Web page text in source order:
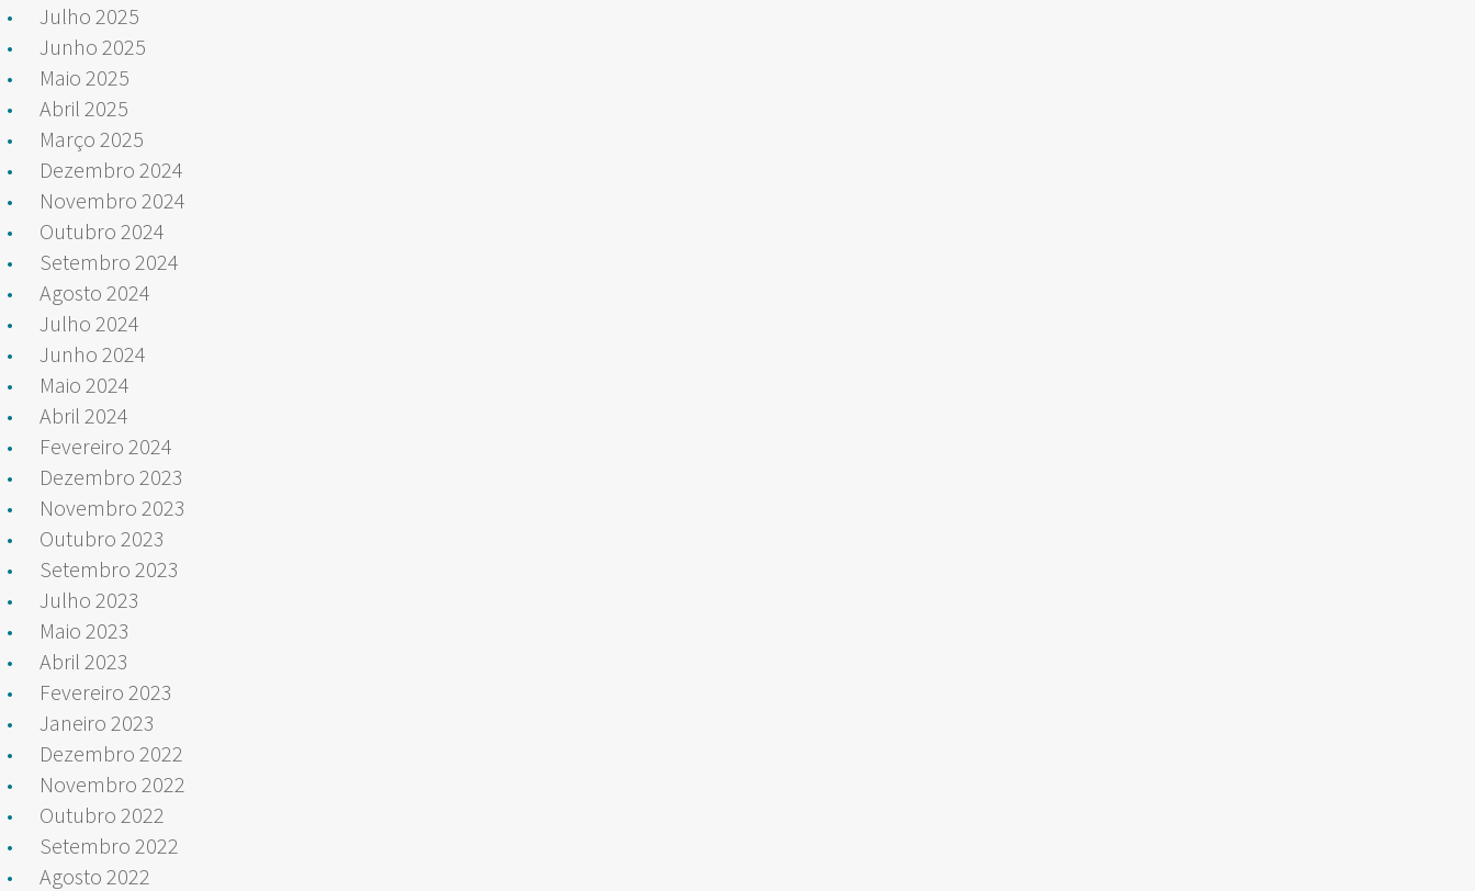
Julho 2025
Junho 2025
Maio 2025
Abril 2025
Março 2025
Dezembro 2024
Novembro 2024
Outubro 2024
Setembro 2024
Agosto 2024
Julho 2024
Junho 2024
Maio 2024
Abril 2024
Fevereiro 2024
Dezembro 2023
Novembro 2023
Outubro 2023
Setembro 2023
Julho 2023
Maio 2023
Abril 2023
Fevereiro 2023
Janeiro 2023
Dezembro 2022
Novembro 2022
Outubro 2022
Setembro 2022
Agosto 2022